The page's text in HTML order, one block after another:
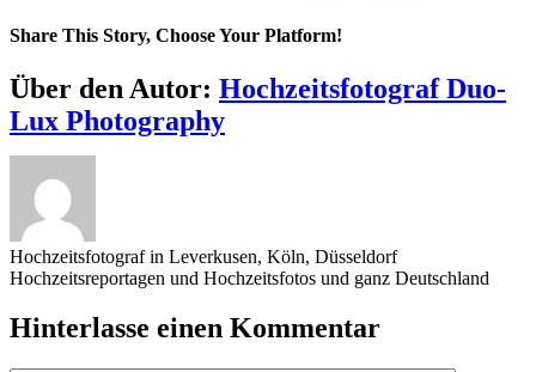
Share This Story, Choose Your Platform!
Sharing_facebook
Sharing_twitter
Sharing_reddit
Über den Autor: Hochzeitsfotograf Duo-
Lux Photography
Hochzeitsfotograf in Leverkusen, Köln, Düsseldorf
Hochzeitsreportagen und Hochzeitsfotos und ganz Deutschland
Hinterlasse einen Kommentar